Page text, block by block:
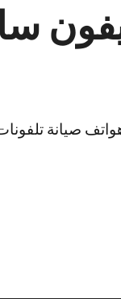
صيانة